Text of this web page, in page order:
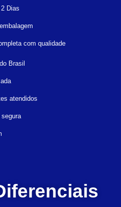
Dias
com qualidade
Brasil
atendidos
segura